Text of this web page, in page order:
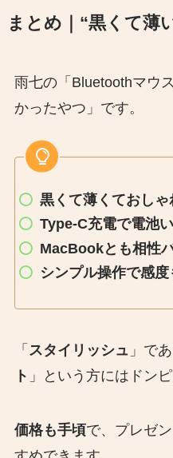
まとめ｜“黒くて薄
雨七の「Bluetoothマウ
かったやつ」です。
黒くて薄くておしゃ
Type-C充電で電池
MacBookとも相性
シンプル操作で感
「 スタイリッシュ 」で
ト 」という方にはドン
価格も手頃で、プレゼ